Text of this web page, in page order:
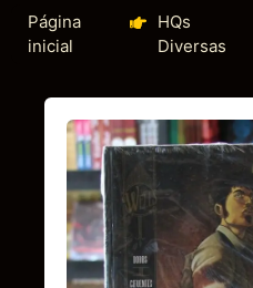
Página
inicial
HQs
Diversas